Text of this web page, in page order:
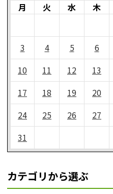
月 火 水 木
3
4 5 6
10
11 12 13
17
18 19 20
24
25 26 27
31
カテゴリから選ぶ